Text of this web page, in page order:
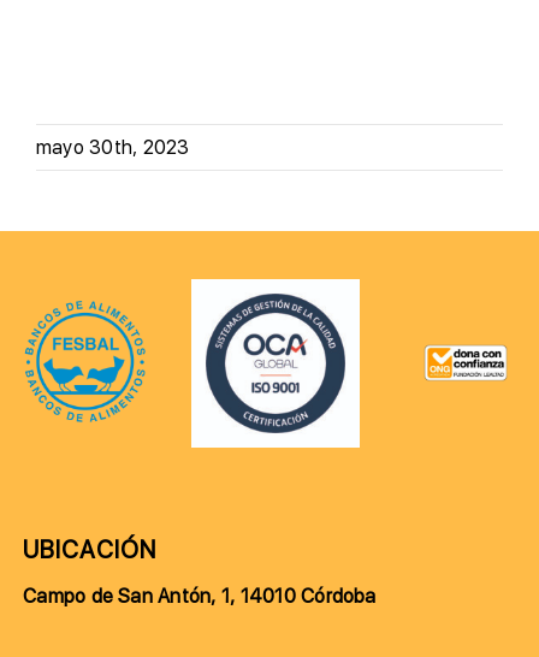
mayo 30th, 2023
UBICACIÓN
Campo de San Antón, 1, 14010 Córdoba